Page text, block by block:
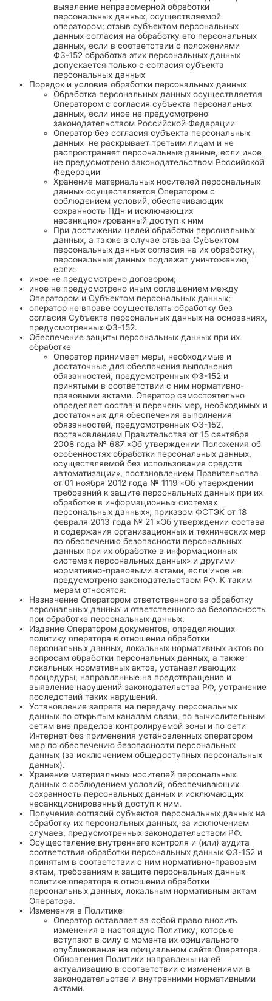
выявление неправомерной обработки
персональных данных, осуществляемой
оператором; отзыв субъектом персональных
данных согласия на обработку его персональных
данных, если в соответствии с положениями
ФЗ-152 обработка этих персональных данных
допускается только с согласия субъекта
персональных данных
Порядок и условия обработки персональных данных
Обработка персональных данных осуществляется
Оператором с согласия субъекта персональных
данных, если иное не предусмотрено
законодательством Российской Федерации
Оператор без согласия субъекта персональных
данных не раскрывает третьим лицам и не
распространяет персональные данные, если иное
не предусмотрено законодательством Российской
Федерации
Хранение материальных носителей персональных
данных осуществляется Оператором с
соблюдением условий, обеспечивающих
сохранность ПДн и исключающих
несанкционированный доступ к ним
При достижении целей обработки персональных
данных, а также в случае отзыва Субъектом
персональных данных согласия на их обработку,
персональные данных подлежат уничтожению,
если:
иное не предусмотрено договором;
иное не предусмотрено иным соглашением между
Оператором и Субъектом персональных данных;
оператор не вправе осуществлять обработку без
согласия Субъекта персональных данных на основаниях,
предусмотренных ФЗ-152.
Обеспечение защиты персональных данных при их
обработке
Оператор принимает меры, необходимые и
достаточные для обеспечения выполнения
обязанностей, предусмотренных ФЗ-152 и
принятыми в соответствии с ним нормативно-
правовыми актами. Оператор самостоятельно
определяет состав и перечень мер, необходимых и
достаточных для обеспечения выполнения
обязанностей, предусмотренных ФЗ-152,
постановлением Правительства от 15 сентября
2008 года № 687 «Об утверждении Положения об
особенностях обработки персональных данных,
осуществляемой без использования средств
автоматизации», постановлением Правительства
от 01 ноября 2012 года № 1119 «Об утверждении
требований к защите персональных данных при их
обработке в информационных системах
персональных данных», приказом ФСТЭК от 18
февраля 2013 года № 21 «Об утверждении состава
и содержания организационных и технических мер
по обеспечению безопасности персональных
данных при их обработке в информационных
системах персональных данных» и другими
нормативно-правовыми актами, если иное не
предусмотрено законодательством РФ. К таким
мерам относятся:
Назначение Оператором ответственного за обработку
персональных данных и ответственного за безопасность
при обработке персональных данных.
Издание Оператором документов, определяющих
политику оператора в отношении обработки
персональных данных, локальных нормативных актов по
вопросам обработки персональных данных, а также
локальных нормативных актов, устанавливающих
процедуры, направленные на предотвращение и
выявление нарушений законодательства РФ, устранение
последствий таких нарушений.
Установление запрета на передачу персональных
данных по открытым каналам связи, по вычислительным
сетям вне пределов контролируемой зоны и по сети
Интернет без применения установленных оператором
мер по обеспечению безопасности персональных
данных (за исключением общедоступных персональных
данных).
Хранение материальных носителей персональных
данных с соблюдением условий, обеспечивающих
сохранность персональных данных и исключающих
несанкционированный доступ к ним.
Получение согласий субъектов персональных данных на
обработку их персональных данных, за исключением
случаев, предусмотренных законодательством РФ.
Осуществление внутреннего контроля и (или) аудита
соответствия обработки персональных данных ФЗ-152 и
принятым в соответствии с ним нормативно-правовым
актам, требованиям к защите персональных данных
политике оператора в отношении обработки
персональных данных, локальным нормативным актам
Оператора.
Изменения в Политике
Оператор оставляет за собой право вносить
изменения в настоящую Политику, которые
вступают в силу с момента их официального
опубликования на официальном сайте Оператора.
Обновления Политики направлены на её
актуализацию в соответствии с изменениями в
законодательстве и внутренними нормативными
актами.